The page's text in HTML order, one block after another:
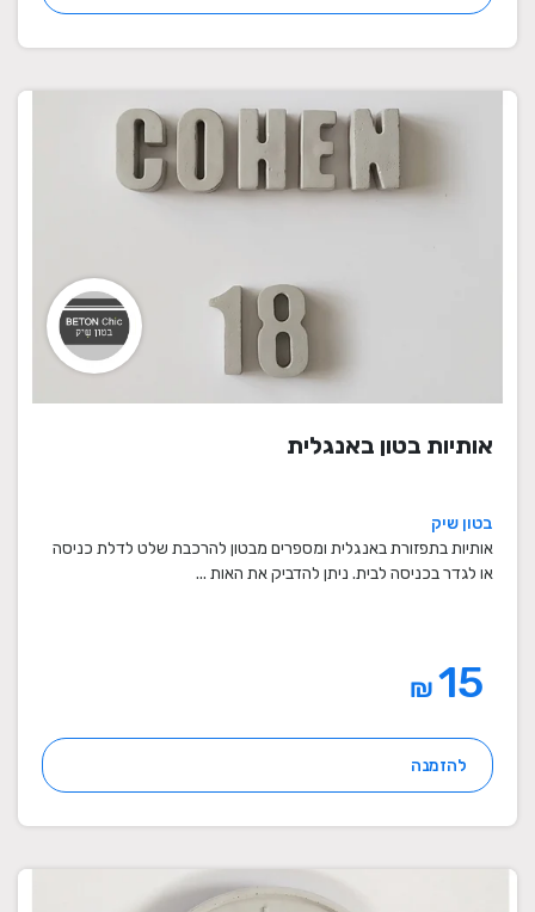
אותיות בטון באנגלית
בטון שיק
אותיות בתפזורת באנגלית ומספרים מבטון להרכבת שלט לדלת כניסה
או לגדר בכניסה לבית. ניתן להדביק את האות ...
₪
להזמנה